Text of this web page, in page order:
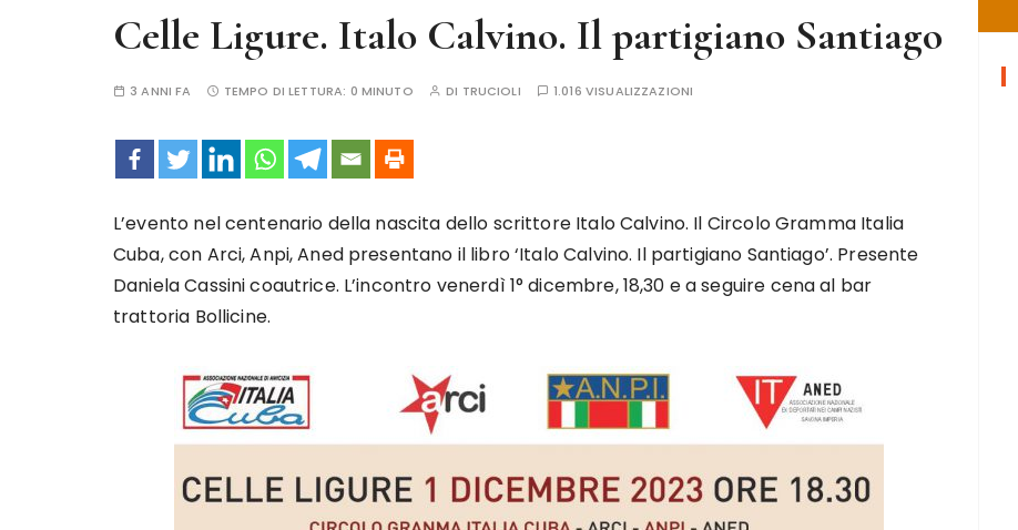
Celle Ligure. Italo Calvino. Il partigiano Santiago
3 ANNI FA TEMPO DI LETTURA: 0 MINUTO DI TRUCIOLI 1.016 VISUALIZZAZIONI
L’evento nel centenario della nascita dello scrittore Italo Calvino. Il Circolo Gramma Italia
Cuba, con Arci, Anpi, Aned presentano il libro ‘Italo Calvino. Il partigiano Santiago’. Presente
Daniela Cassini coautrice. L’incontro venerdì 1° dicembre, 18,30 e a seguire cena al bar
trattoria Bollicine.